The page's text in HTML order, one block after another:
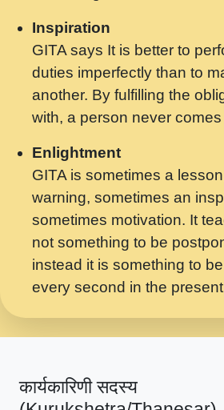
Saawariya.mp3
मर गनय न अपरध लडडल शर
ravinandan shastri ji
मेरे मन हरी का ध्यान लगा - भजन
Rishikesh - Swami
Maharaj.mp3
यह हसरत तलब ह नकज कमर
Talab Hai Bhav Pravah
लडल ज बल ल क ज न लग
7.9.2021 जवल नगर दलल
सख भ मझ पयर ह दख भ मझ पयर
सपरहट भजन 2021 - तर अखय
सपरहट शयम भजन - जय जय
Inspiration
GITA says It is better to
duties imperfectly than to
another. By fulfilling the
with, a person never comes
Enlightment
GITA is sometimes a
warning, sometimes an
sometimes motivation. It
not something to be
instead it is something to
every second in the
कार्यकारिणी सदस्य